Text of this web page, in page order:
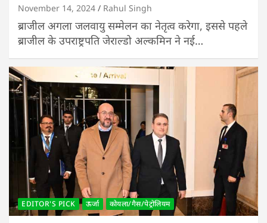
November 14, 2024 Rahul Singh
ब्राजील अगला जलवायु सम्मेलन का नेतृत्व करेगा, इससे पहले
ब्राजील के उपराष्ट्रपति जेराल्डो अल्कमिन ने नई…
EDITOR'S PICK ऊर्जा कोयला/गैस/पेट्रोलियम